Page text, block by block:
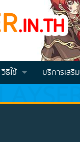
วิธีใช้
บริการเสริม